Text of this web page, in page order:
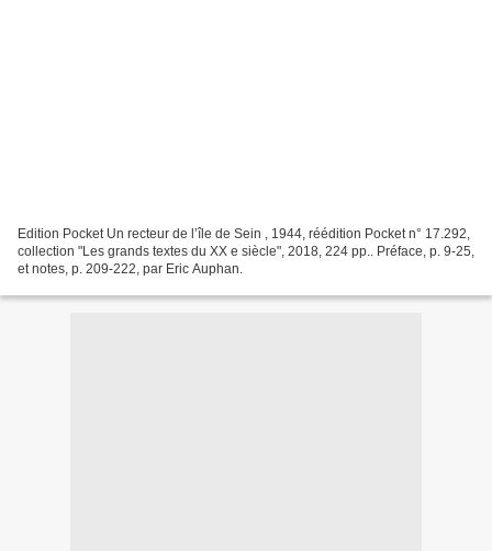
Edition Pocket Un recteur de l’île de Sein , 1944, réédition Pocket n° 17.292,
collection "Les grands textes du XX e siècle", 2018, 224 pp.. Préface, p. 9-25,
et notes, p. 209-222, par Eric Auphan.